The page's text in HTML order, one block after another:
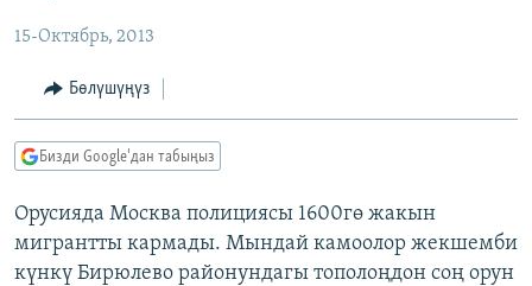
ЭКОНОМИКА
МАДАНИЯТ
БОРБОР АЗИЯ
АТАЙЫН ИЛИКТӨӨ
ТВ ПРОГРАММАЛАР
ЭКСПЕРТТЕР ТАЛДАЙТ
БИЗ ЖАНА ДҮЙНӨ
ДАНИСТЕ
ӨЗГӨЧӨ ПИКИР
Русский
15-Октябрь, 2013
Бөлүшүңүз
Бизди Google'дан табыңыз
Орусияда Москва полициясы 1600гө жакын
мигрантты кармады. Мындай камоолор жекшемби
күнкү Бирюлево районундагы тополоңдон соң орун